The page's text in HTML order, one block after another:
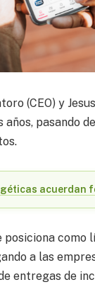
(CEO) y
pasando
acuerdan
posiciona
a las
entregas de